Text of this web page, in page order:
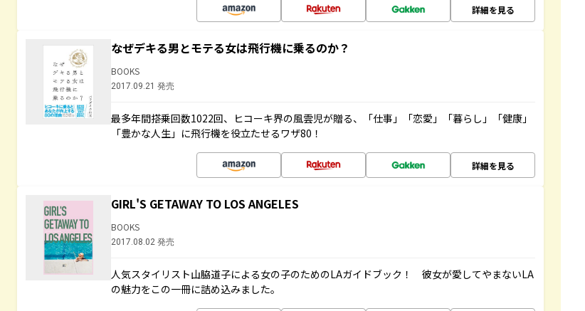
詳細を見る
なぜデキる男とモテる女は飛行機に乗るのか？
BOOKS
2017.09.21 発売
最多年間搭乗回数1022回、ヒコーキ界の風雲児が贈る、「仕事」「恋愛」「暮らし」「健康」
「豊かな人生」に飛行機を役立たせるワザ80！
詳細を見る
GIRL'S GETAWAY TO LOS ANGELES
BOOKS
2017.08.02 発売
人気スタイリスト山脇道子による女の子のためのLAガイドブック！ 彼女が愛してやまないLA
の魅力をこの一冊に詰め込みました。